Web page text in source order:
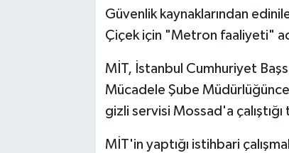
Güvenlik kaynaklarından
Çiçek için "Metron faaliyeti"
MİT, İstanbul Cumhuriyet
Mücadele Şube
gizli servisi Mossad'a
MİT'in yaptığı istihbari